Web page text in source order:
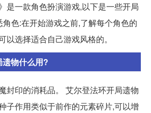
是一款角色扮演游戏,以下是一些开局
色:在开始游戏之前,了解每个角色的
以选择适合自己游戏风格的。
物什么用?
封印的消耗品。 艾尔登法环开局遗物
子作用类似于前作的元素碎片,可以增